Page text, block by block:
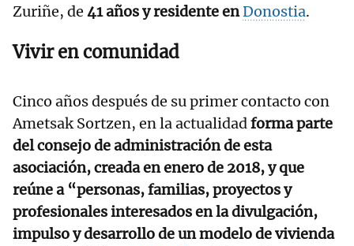
Zuriñe, de 41 años y residente enDonostia.
Vivir en comunidad
Cinco años después de su primer contacto con
Ametsak Sortzen, en la actualidadforma parte
del consejo de administración de esta
asociación, creada en enero de 2018, y que
reúne a “personas, familias, proyectos y
profesionales interesados en la divulgación,
impulso y desarrollo de un modelo de vivienda